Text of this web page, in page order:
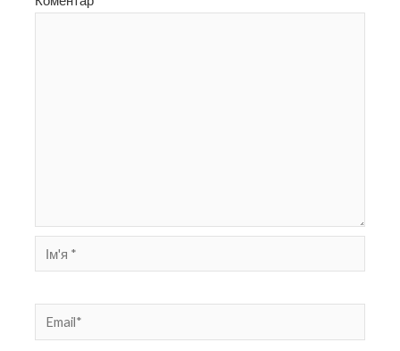
Ім'я
*
Email*